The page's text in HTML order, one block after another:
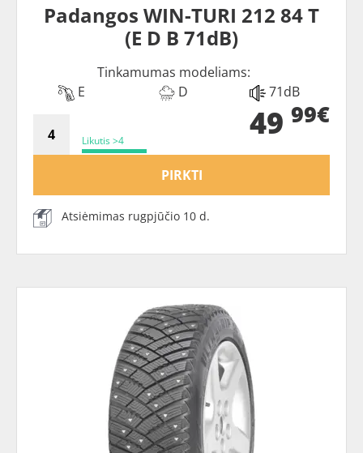
Padangos WIN-TURI 212 84 T
(E D B 71dB)
Tinkamumas modeliams:
E
D 71dB
Likutis >4 49 99€
PIRKTI
Atsiėmimas rugpjūčio 10 d.